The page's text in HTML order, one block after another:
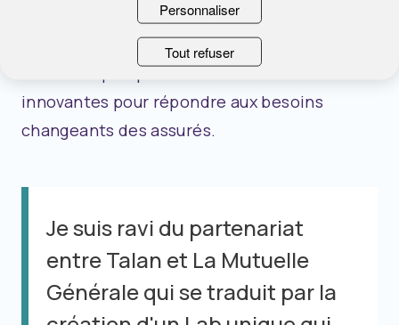
véritable accélérateur pour l'innovation dans
le métier de l'assurance santé, offrant de
nouvelles perspectives et des solutions
innovantes pour répondre aux besoins
changeants des assurés.
Je suis ravi du partenariat
entre Talan et La Mutuelle
Générale qui se traduit par la
Personnaliser
Tout refuser